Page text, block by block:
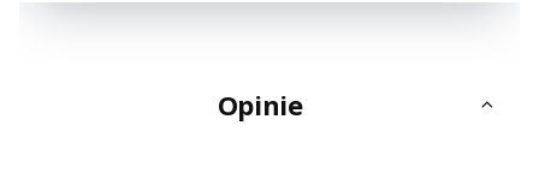
Opinie